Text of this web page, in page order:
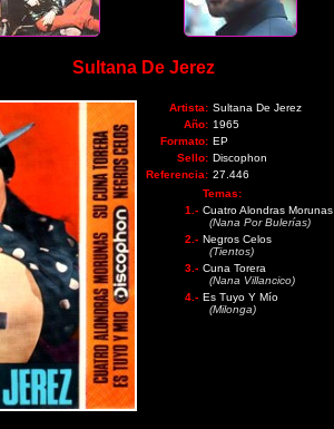
Sultana De Jerez
Artista: Sultana De Jerez
Año: 1965
Formato: EP
Sello: Discophon
Referencia: 27.446
Temas:
1.- Cuatro Alondras Morunas
(Nana Por Bulerías)
2.- Negros Celos
(Tientos)
3.- Cuna Torera
(Nana Villancico)
4.- Es Tuyo Y Mío
(Milonga)